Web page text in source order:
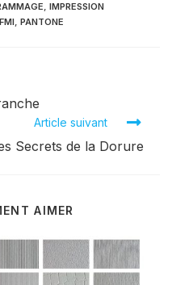
, IMPRESSION
, PANTONE
Article suivant
Secrets de la Dorure
AIMER